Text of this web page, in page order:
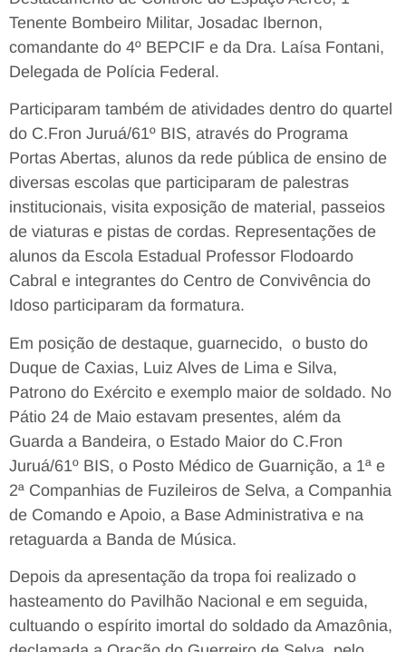
Tenente Bombeiro Militar, Josadac Ibernon,
comandante do 4º BEPCIF e da Dra. Laísa Fontani,
Delegada de Polícia Federal.
Participaram também de atividades dentro do quartel
do C.Fron Juruá/61º BIS, através do Programa
Portas Abertas, alunos da rede pública de ensino de
diversas escolas que participaram de palestras
institucionais, visita exposição de material, passeios
de viaturas e pistas de cordas. Representações de
alunos da Escola Estadual Professor Flodoardo
Cabral e integrantes do Centro de Convivência do
Idoso participaram da formatura.
Em posição de destaque, guarnecido, o busto do
Duque de Caxias, Luiz Alves de Lima e Silva,
Patrono do Exército e exemplo maior de soldado. No
Pátio 24 de Maio estavam presentes, além da
Guarda a Bandeira, o Estado Maior do C.Fron
Juruá/61º BIS, o Posto Médico de Guarnição, a 1ª e
2ª Companhias de Fuzileiros de Selva, a Companhia
de Comando e Apoio, a Base Administrativa e na
retaguarda a Banda de Música.
Depois da apresentação da tropa foi realizado o
hasteamento do Pavilhão Nacional e em seguida,
cultuando o espírito imortal do soldado da Amazônia,